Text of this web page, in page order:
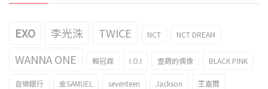
EXO 李光洙 TWICE NCT NCT DREAM
WANNA ONE 賴冠霖 I.O.I 壹周的偶像 BLACK PINK
音樂銀行 金SAMUEL seventeen Jackson 王嘉爾